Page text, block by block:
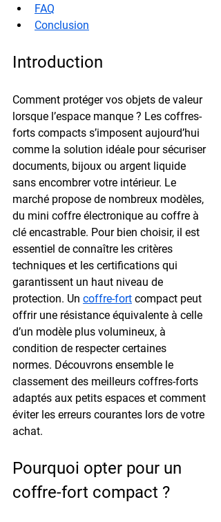
FAQ
Conclusion
Introduction
Comment protéger vos objets de valeur
lorsque l’espace manque ? Les coffres-
forts compacts s’imposent aujourd’hui
comme la solution idéale pour sécuriser
documents, bijoux ou argent liquide
sans encombrer votre intérieur. Le
marché propose de nombreux modèles,
du mini coffre électronique au coffre à
clé encastrable. Pour bien choisir, il est
essentiel de connaître les critères
techniques et les certifications qui
garantissent un haut niveau de
protection. Un coffre-fort compact peut
offrir une résistance équivalente à celle
d’un modèle plus volumineux, à
condition de respecter certaines
normes. Découvrons ensemble le
classement des meilleurs coffres-forts
adaptés aux petits espaces et comment
éviter les erreurs courantes lors de votre
achat.
Pourquoi opter pour un
coffre-fort compact ?